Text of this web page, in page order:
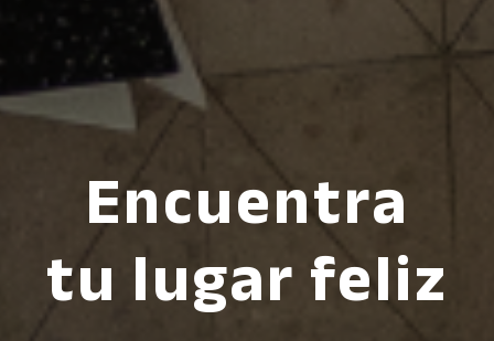
Encuentra
tu lugar feliz